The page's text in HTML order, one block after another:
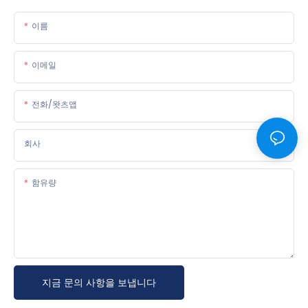
이름
이메일
전화/왓츠앱
회사
함유량
지금 문의 사항을 보냅니다